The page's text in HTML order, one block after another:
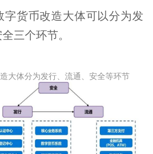
字货币改造大体可以分为发
三个环节。
大体分为发行、流通、安全等环节